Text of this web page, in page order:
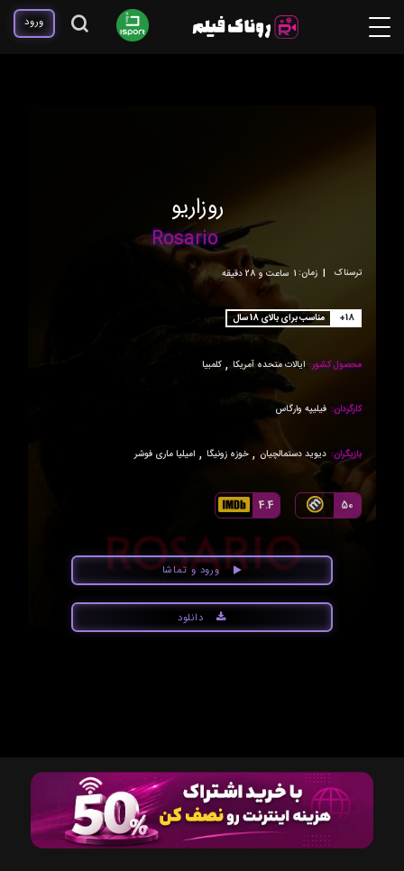
ورود
روزاریو
Rosario
ترسناک | زمان:1ساعت و 28 دقیقه
+18 مناسب برای بالای 18 سال
محصول کشور: ایالات متحده آمریکا , کلمبیا
کارگردان: فیلیپه وارگاس
بازیگران: دیوید دستمالچیان , خوزه زونیگا , امیلیا ماری فوشر
50
4.4
ورود و تماشا
دانلود